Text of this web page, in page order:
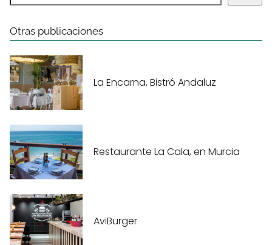
Otras publicaciones
La Encarna, Bistró Andaluz
Restaurante La Cala, en Murcia
AviBurger